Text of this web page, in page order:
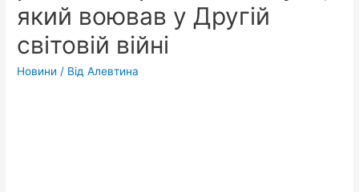
який воював у Другій
світовій війні
Новини / ВідАлевтина